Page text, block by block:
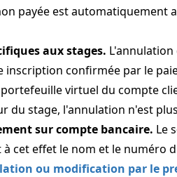
payée est automatiquement
aux stages.
inscription confirmée par le
virtuel du compte
du stage, l'annulation n'est
sur compte bancaire. Le
à cet effet le nom et le numéro
ou modification par le